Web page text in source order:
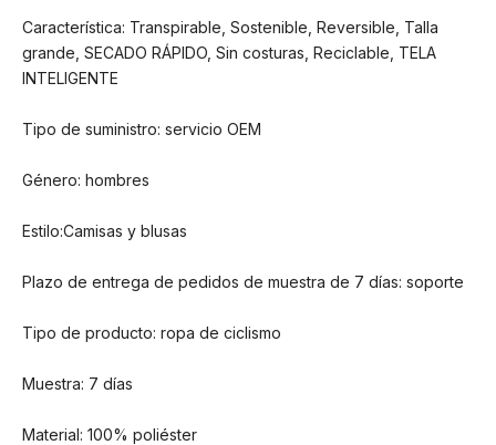
Característica: Transpirable, Sostenible, Reversible, Talla
grande, SECADO RÁPIDO, Sin costuras, Reciclable, TELA
INTELIGENTE
Tipo de suministro: servicio OEM
Género: hombres
Estilo:Camisas y blusas
Plazo de entrega de pedidos de muestra de 7 días: soporte
Tipo de producto: ropa de ciclismo
Muestra: 7 días
Material: 100% poliéster